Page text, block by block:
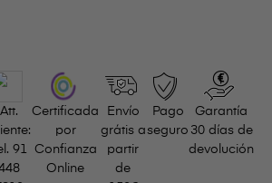
Att.
91
Certificada
por
Confianza
Online
Envío
grátis a
partir
de
Pago
seguro
Garantía
30 días de
devolución